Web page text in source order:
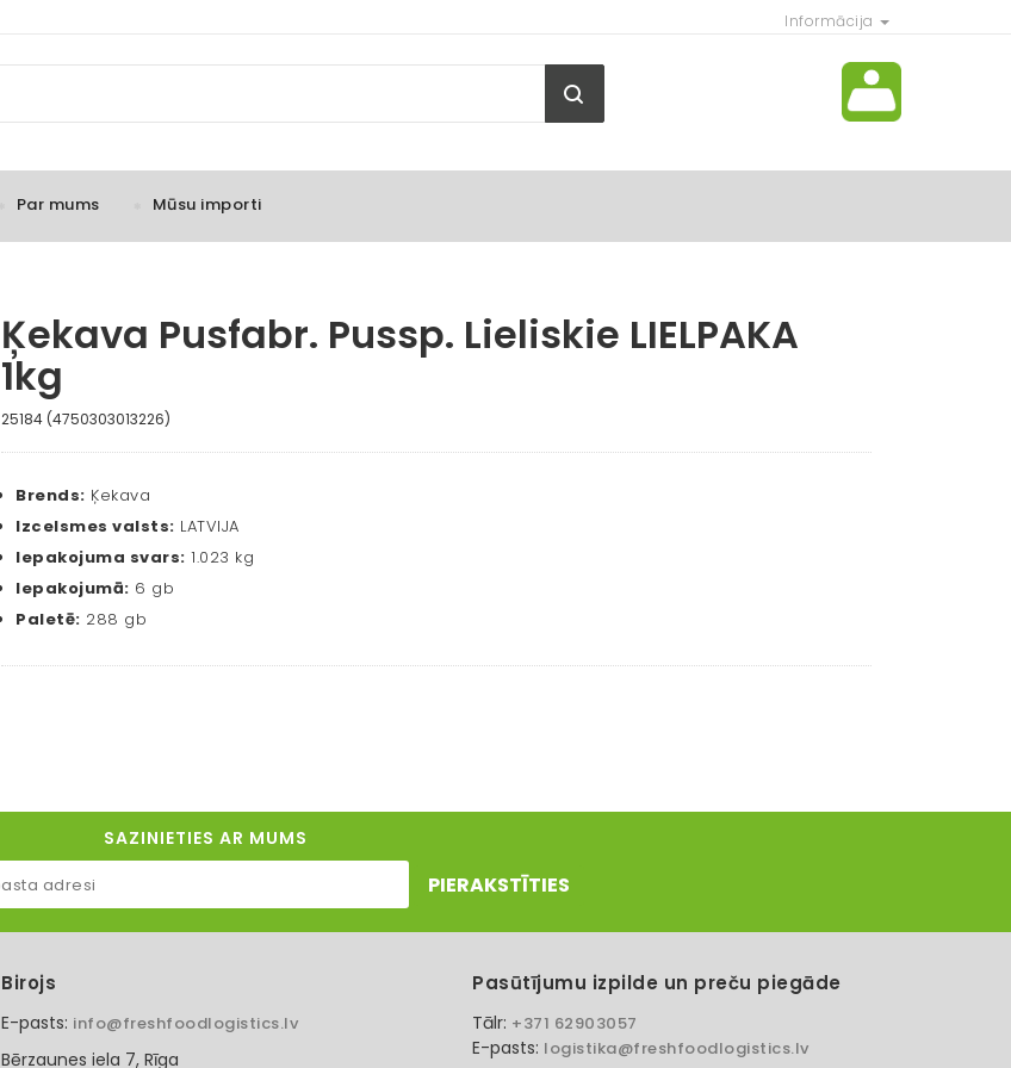
Informācija
Par mums Mūsu importi
Ķekava Pusfabr. Pussp. Lieliskie LIELPAKA
1kg
25184 (4750303013226)
Brends: Ķekava
Izcelsmes valsts: LATVIJA
Iepakojuma svars: 1.023 kg
Iepakojumā: 6 gb
Paletē: 288 gb
SAZINIETIES AR MUMS
PIERAKSTĪTIES
Birojs
E-pasts: info@freshfoodlogistics.lv
Bērzaunes iela 7, Rīga
Pasūtījumu izpilde un preču piegāde
Tālr: +371 62903057
E-pasts: logistika@freshfoodlogistics.lv